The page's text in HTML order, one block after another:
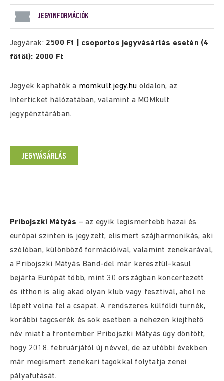
JEGYINFORMÁCIÓK
Jegyárak: 2500 Ft | csoportos jegyvásárlás esetén (4
főtől): 2000 Ft
Jegyek kaphatók a momkult.jegy.hu oldalon, az
Interticket hálózatában, valamint a MOMkult
jegypénztárában.
JEGYVÁSÁRLÁS
Pribojszki Mátyás – az egyik legismertebb hazai és
európai szinten is jegyzett, elismert szájharmonikás, aki
szólóban, különböző formációival, valamint zenekarával,
a Pribojszki Mátyás Band-del már keresztül-kasul
bejárta Európát több, mint 30 országban koncertezett
és itthon is alig akad olyan klub vagy fesztivál, ahol ne
lépett volna fel a csapat. A rendszeres külföldi turnék,
korábbi tagcserék és sok esetben a nehezen kiejthető
név miatt a frontember Pribojszki Mátyás úgy döntött,
hogy 2018. februárjától új névvel, de az utóbbi években
már megismert zenekari tagokkal folytatja zenei
pályafutását.